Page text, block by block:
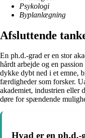
Psykologi
Byplanlægning
Afsluttende
En ph.d.-grad er en stor
hårdt arbejde og en
dykke dybt ned i et emne,
færdigheder som forsker.
akademiet, industrien eller
døre for spændende
Hvad er en ph.d.-